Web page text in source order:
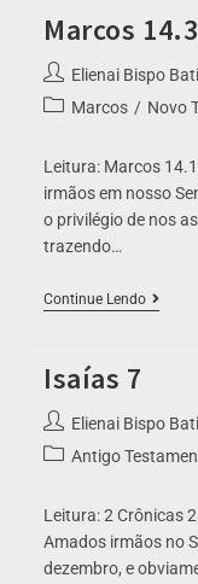
Marcos
Elienai Bispo
Marcos / Novo
Leitura: Marcos
irmãos em nosso
o privilégio de nos
trazendo…
Continue Lendo
Isaías 7
Elienai Bispo
Antigo
Leitura: 2 Crônicas
Amados irmãos no
dezembro, e